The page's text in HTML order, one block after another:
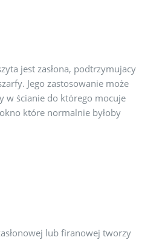
jest zasłona, podtrzymujacy
Jego zastosowanie może
w ścianie do którego mocuje
które normalnie byłoby
lub firanowej tworzy